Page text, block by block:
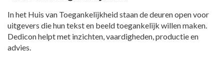
In het Huis van Toegankelijkheid staan de deuren open voor
uitgevers die hun tekst en beeld toegankelijk willen maken.
Dedicon helpt met inzichten, vaardigheden, productie en
advies.